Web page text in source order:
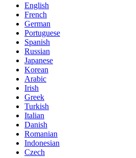
English
French
German
Portuguese
Spanish
Russian
Japanese
Korean
Arabic
Irish
Greek
Turkish
Italian
Danish
Romanian
Indonesian
Czech